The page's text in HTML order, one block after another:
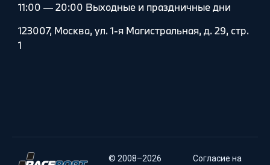
11:00 — 20:00 Выходные и праздничные дни
123007, Москва, ул. 1-я Магистральная, д. 29, стр.
1
© 2008–2026
Согласие на